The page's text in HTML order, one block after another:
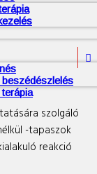

szolgáló
-tapaszok
reakció